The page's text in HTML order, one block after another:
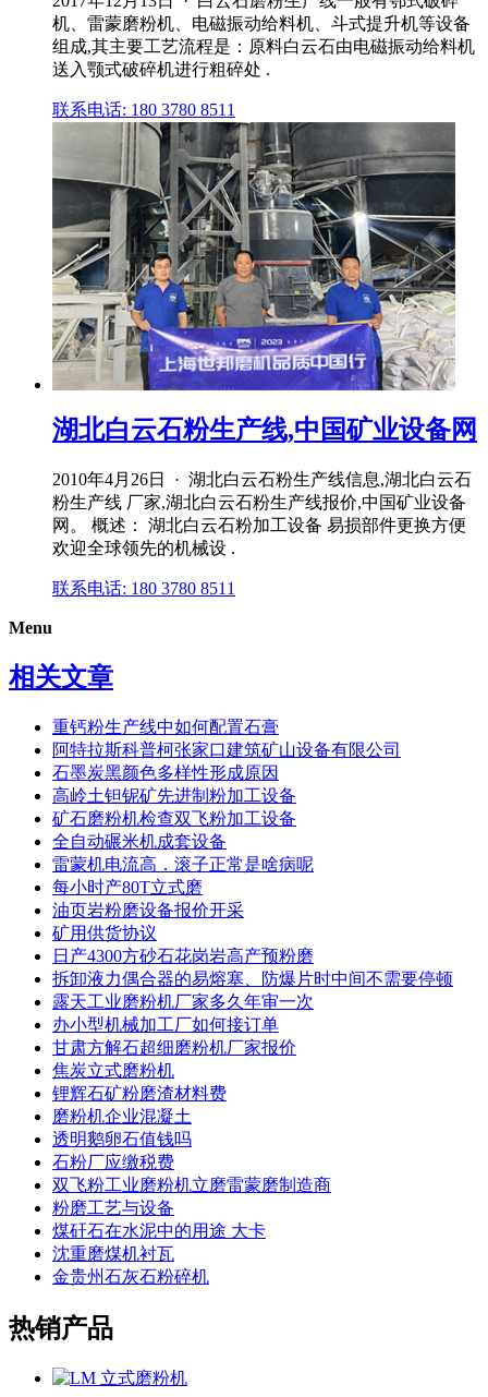
机、雷蒙磨粉机、电磁振动给料机、斗式提升机等设备
组成,其主要工艺流程是：原料白云石由电磁振动给料机
送入颚式破碎机进行粗碎处 .
联系电话: 180 3780 8511
湖北白云石粉生产线,中国矿业设备网
2010年4月26日 · 湖北白云石粉生产线信息,湖北白云石
粉生产线 厂家,湖北白云石粉生产线报价,中国矿业设备
网。 概述： 湖北白云石粉加工设备 易损部件更换方便
欢迎全球领先的机械设 .
联系电话: 180 3780 8511
Menu
相关文章
重钙粉生产线中如何配置石膏
阿特拉斯科普柯张家口建筑矿山设备有限公司
石墨炭黑颜色多样性形成原因
高岭土钽铌矿先进制粉加工设备
矿石磨粉机检查双飞粉加工设备
全自动碾米机成套设备
雷蒙机电流高．滚子正常是啥病呢
每小时产80T立式磨
油页岩粉磨设备报价开采
矿用供货协议
日产4300方砂石花岗岩高产预粉磨
拆卸液力偶合器的易熔塞、防爆片时中间不需要停顿
露天工业磨粉机厂家多久年审一次
办小型机械加工厂如何接订单
甘肃方解石超细磨粉机厂家报价
焦炭立式磨粉机
锂辉石矿粉磨渣材料费
磨粉机企业混凝土
透明鹅卵石值钱吗
石粉厂应缴税费
双飞粉工业磨粉机立磨雷蒙磨制造商
粉磨工艺与设备
煤矸石在水泥中的用途 大卡
沈重磨煤机衬瓦
金贵州石灰石粉碎机
热销产品